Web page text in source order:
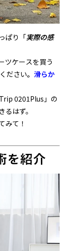
ぱり「実際の感
ツケースを買う
ださい。 滑らか
0201Plus」の
はず。
みて！
を紹介